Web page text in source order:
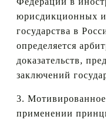
юрисдикционных
государства в
определяется
доказательств,
заключений
3.
применении